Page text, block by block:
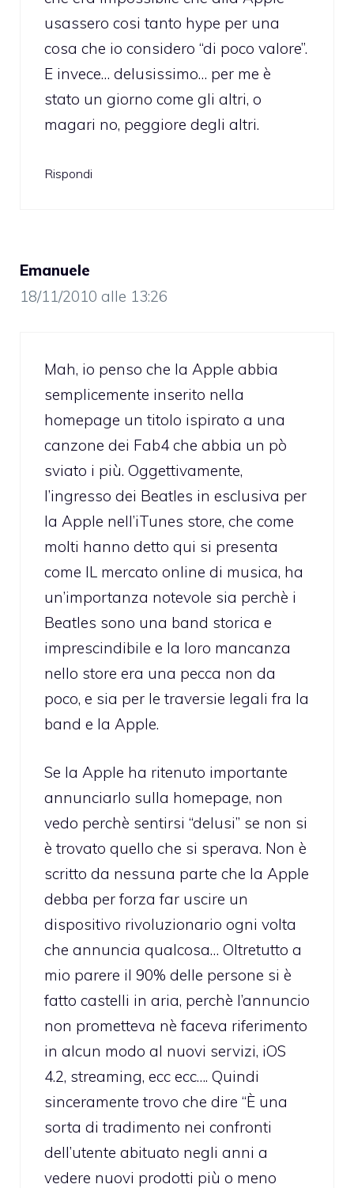
usassero cosi tanto hype per una
cosa che io considero “di poco valore”.
E invece… delusissimo… per me è
stato un giorno come gli altri, o
magari no, peggiore degli altri.
Rispondi
Emanuele
18/11/2010 alle 13:26
Mah, io penso che la Apple abbia
semplicemente inserito nella
homepage un titolo ispirato a una
canzone dei Fab4 che abbia un pò
sviato i più. Oggettivamente,
l’ingresso dei Beatles in esclusiva per
la Apple nell’iTunes store, che come
molti hanno detto qui si presenta
come IL mercato online di musica, ha
un’importanza notevole sia perchè i
Beatles sono una band storica e
imprescindibile e la loro mancanza
nello store era una pecca non da
poco, e sia per le traversie legali fra la
band e la Apple.
Se la Apple ha ritenuto importante
annunciarlo sulla homepage, non
vedo perchè sentirsi “delusi” se non si
è trovato quello che si sperava. Non è
scritto da nessuna parte che la Apple
debba per forza far uscire un
dispositivo rivoluzionario ogni volta
che annuncia qualcosa… Oltretutto a
mio parere il 90% delle persone si è
fatto castelli in aria, perchè l’annuncio
non prometteva nè faceva riferimento
in alcun modo al nuovi servizi, iOS
4.2, streaming, ecc ecc…. Quindi
sinceramente trovo che dire “È una
sorta di tradimento nei confronti
dell’utente abituato negli anni a
vedere nuovi prodotti più o meno